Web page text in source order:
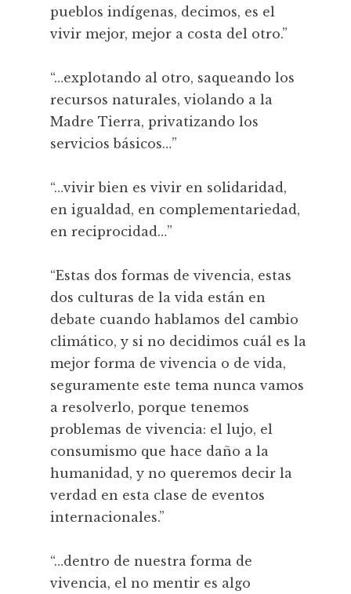
pueblos indígenas, decimos, es el
vivir mejor, mejor a costa del otro.”
“…explotando al otro, saqueando los
recursos naturales, violando a la
Madre Tierra, privatizando los
servicios básicos…”
“…vivir bien es vivir en solidaridad,
en igualdad, en complementariedad,
en reciprocidad…”
“Estas dos formas de vivencia, estas
dos culturas de la vida están en
debate cuando hablamos del cambio
climático, y si no decidimos cuál es la
mejor forma de vivencia o de vida,
seguramente este tema nunca vamos
a resolverlo, porque tenemos
problemas de vivencia: el lujo, el
consumismo que hace daño a la
humanidad, y no queremos decir la
verdad en esta clase de eventos
internacionales.”
“…dentro de nuestra forma de
vivencia, el no mentir es algo